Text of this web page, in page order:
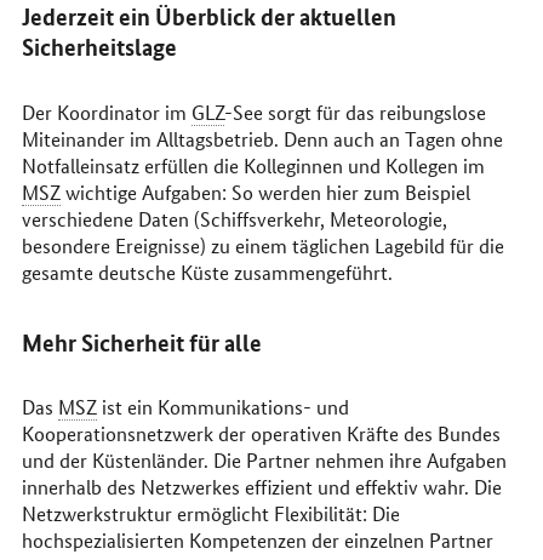
Jederzeit ein Überblick der aktuellen
Sicherheitslage
Der Koordinator im GLZ-See sorgt für das reibungslose
Miteinander im Alltagsbetrieb. Denn auch an Tagen ohne
Notfalleinsatz erfüllen die Kolleginnen und Kollegen im
MSZwichtige Aufgaben: So werden hier zum Beispiel
verschiedene Daten (Schiffsverkehr, Meteorologie,
besondere Ereignisse) zu einem täglichen Lagebild für die
gesamte deutsche Küste zusammengeführt.
Mehr Sicherheit für alle
Das MSZist ein Kommunikations- und
Kooperationsnetzwerk der operativen Kräfte des Bundes
und der Küstenländer. Die Partner nehmen ihre Aufgaben
innerhalb des Netzwerkes effizient und effektiv wahr. Die
Netzwerkstruktur ermöglicht Flexibilität: Die
hochspezialisierten Kompetenzen der einzelnen Partner